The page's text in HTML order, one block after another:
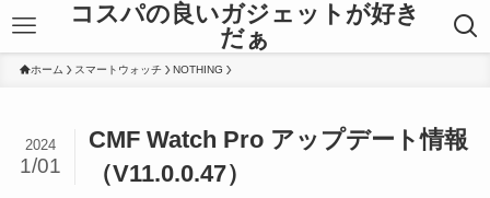
コスパの良いガジェットが好き
だぁ
ホーム スマートウォッチ NOTHING
CMF Watch Pro アップデート情報
（V11.0.0.47）
2024
1/01